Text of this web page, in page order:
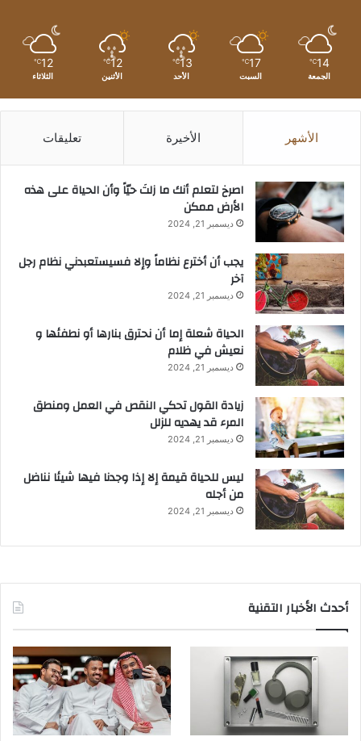
14
℃
الجمعة
17
℃
السبت
13
℃
الأحد
12
℃
الأثنين
12
℃
الثلاثاء
الأشهر الأخيرة تعليقات
‫اصرخ لتعلم أنك ما زلتَ حيّاً وأن الحياة على هذه
الأرض ممكن
ديسمبر 21, 2024
يجب أن أخترع نظاماً وإلا فسيستعبدني نظام رجل
آخر
ديسمبر 21, 2024
الحياة شعلة إما أن نحترق بنارها أو نطفئها و
نعيش في ظلام
ديسمبر 21, 2024
زيادة القول تحكي النقص في العمل ومنطق
المرء قد يهديه للزلل
ديسمبر 21, 2024
ليس للحياة قيمة إلا إذا وجدنا فيها شيئا نناضل
من أجله
ديسمبر 21, 2024
أحدث الأخبار التقنية